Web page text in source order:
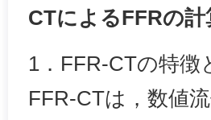
CTによるFFRの計
1．FFR-CTの特徴
FFR-CTは，数値